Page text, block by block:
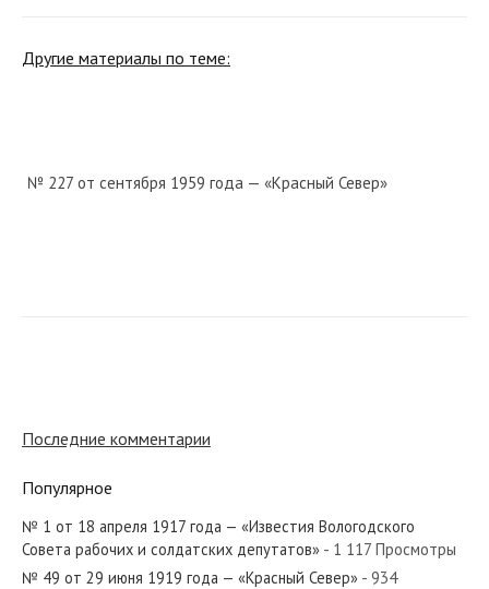
Другие материалы по теме:
№ 227 от сентября 1959 года — «Красный Север»
№ 174 от сентября 1951 года — «Красный Север»
Последние комментарии
Популярное
№ 1 от 18 апреля 1917 года — «Известия Вологодского
Совета рабочих и солдатских депутатов» - 1 117 Просмотры
№ 49 от 29 июня 1919 года — «Красный Север» - 934